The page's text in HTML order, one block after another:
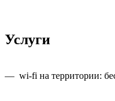
Услуги
— wi-fi на территории: